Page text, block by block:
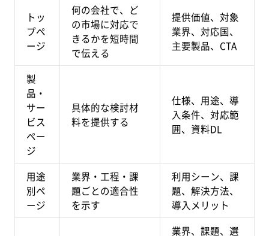
トッ
プペ
ージ
何の会社で、ど
の市場に対応で
きるかを短時間
で伝える
提供価値、対象
業界、対応国、
主要製品、CTA
製
品・
サー
ビス
ペー
ジ
具体的な検討材
料を提供する
仕様、用途、導
入条件、対応範
囲、資料DL
用途
別ペ
ージ
業界・工程・課
題ごとの適合性
を示す
利用シーン、課
題、解決方法、
導入メリット
業界、課題、選